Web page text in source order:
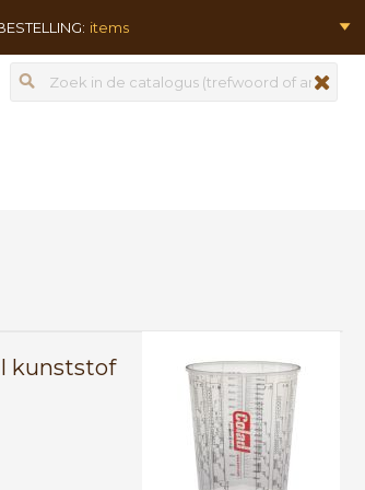
items
Zoeken
kunststof